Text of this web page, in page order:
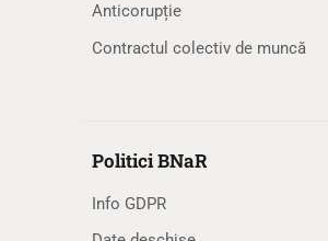
Anticorupție
Contractul colectiv de muncă
Politici BNaR
Info GDPR